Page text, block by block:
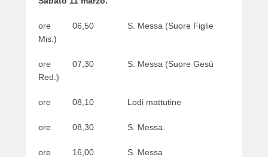
ore 06,50 S. Messa (Suore Figlie
Mis.)
ore 07,30 S. Messa (Suore Gesù
Red.)
ore 08,10 Lodi mattutine
ore 08,30 S. Messa.
ore 16,00 S. Messa